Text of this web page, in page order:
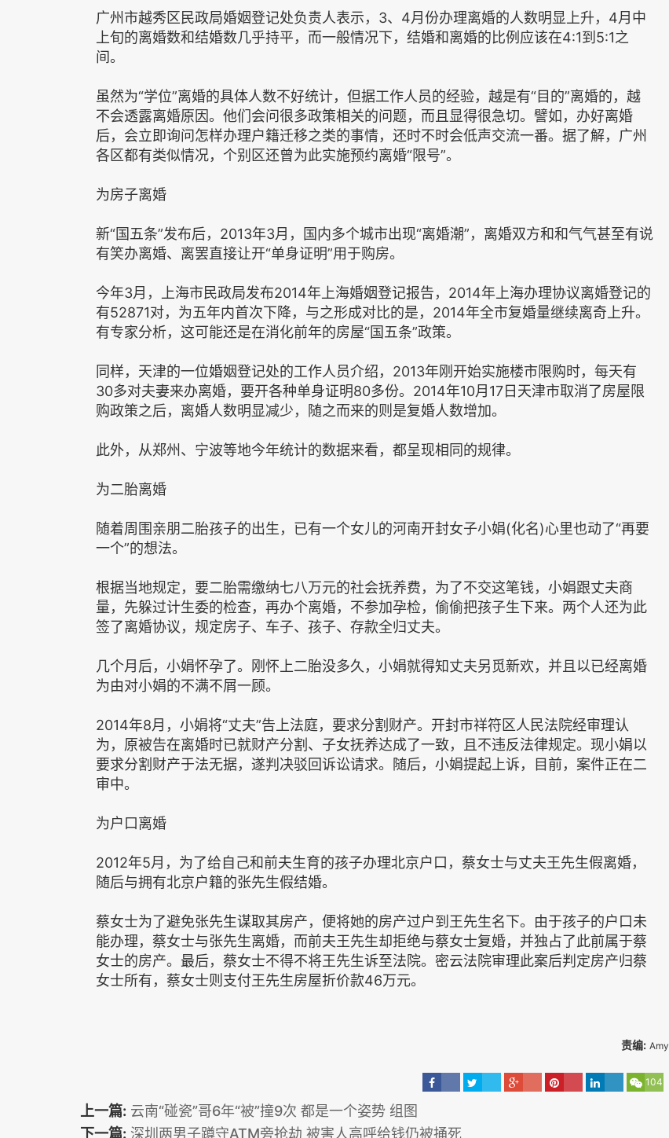
广州市越秀区民政局婚姻登记处负责人表示，3、4月份办理离婚的人数明显上升，4月中
上旬的离婚数和结婚数几乎持平，而一般情况下，结婚和离婚的比例应该在4:1到5:1之
间。
虽然为“学位”离婚的具体人数不好统计，但据工作人员的经验，越是有“目的”离婚的，越
不会透露离婚原因。他们会问很多政策相关的问题，而且显得很急切。譬如，办好离婚
后，会立即询问怎样办理户籍迁移之类的事情，还时不时会低声交流一番。据了解，广州
各区都有类似情况，个别区还曾为此实施预约离婚“限号”。
为房子离婚
新“国五条”发布后，2013年3月，国内多个城市出现“离婚潮”，离婚双方和和气气甚至有说
有笑办离婚、离罢直接让开“单身证明”用于购房。
今年3月，上海市民政局发布2014年上海婚姻登记报告，2014年上海办理协议离婚登记的
有52871对，为五年内首次下降，与之形成对比的是，2014年全市复婚量继续离奇上升。
有专家分析，这可能还是在消化前年的房屋“国五条”政策。
同样，天津的一位婚姻登记处的工作人员介绍，2013年刚开始实施楼市限购时，每天有
30多对夫妻来办离婚，要开各种单身证明80多份。2014年10月17日天津市取消了房屋限
购政策之后，离婚人数明显减少，随之而来的则是复婚人数增加。
此外，从郑州、宁波等地今年统计的数据来看，都呈现相同的规律。
为二胎离婚
随着周围亲朋二胎孩子的出生，已有一个女儿的河南开封女子小娟(化名)心里也动了“再要
一个”的想法。
根据当地规定，要二胎需缴纳七八万元的社会抚养费，为了不交这笔钱，小娟跟丈夫商
量，先躲过计生委的检查，再办个离婚，不参加孕检，偷偷把孩子生下来。两个人还为此
签了离婚协议，规定房子、车子、孩子、存款全归丈夫。
几个月后，小娟怀孕了。刚怀上二胎没多久，小娟就得知丈夫另觅新欢，并且以已经离婚
为由对小娟的不满不屑一顾。
2014年8月，小娟将“丈夫”告上法庭，要求分割财产。开封市祥符区人民法院经审理认
为，原被告在离婚时已就财产分割、子女抚养达成了一致，且不违反法律规定。现小娟以
要求分割财产于法无据，遂判决驳回诉讼请求。随后，小娟提起上诉，目前，案件正在二
审中。
为户口离婚
2012年5月，为了给自己和前夫生育的孩子办理北京户口，蔡女士与丈夫王先生假离婚，
随后与拥有北京户籍的张先生假结婚。
蔡女士为了避免张先生谋取其房产，便将她的房产过户到王先生名下。由于孩子的户口未
能办理，蔡女士与张先生离婚，而前夫王先生却拒绝与蔡女士复婚，并独占了此前属于蔡
女士的房产。最后，蔡女士不得不将王先生诉至法院。密云法院审理此案后判定房产归蔡
女士所有，蔡女士则支付王先生房屋折价款46万元。
责编: Amy
104
上一篇: 云南“碰瓷”哥6年“被”撞9次 都是一个姿势 组图
下一篇: 深圳两男子蹲守ATM旁抢劫 被害人高呼给钱仍被捅死